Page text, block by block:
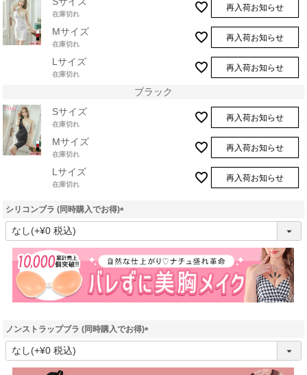
在庫切れ
再入荷お知らせ
Mサイズ
在庫切れ
再入荷お知らせ
Lサイズ
在庫切れ
再入荷お知らせ
ブラック
Sサイズ
在庫切れ
再入荷お知らせ
Mサイズ
在庫切れ
再入荷お知らせ
Lサイズ
在庫切れ
再入荷お知らせ
シリコンブラ (同時購入でお得)
(
須
)
ノンストラップブラ (同時購入でお得)
(
須